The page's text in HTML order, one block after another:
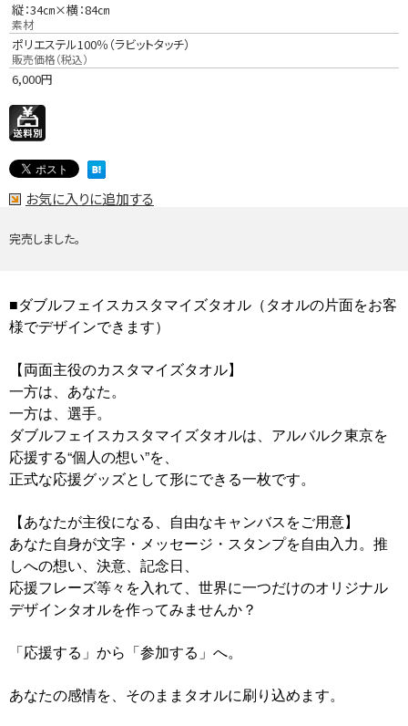
縦：34㎝×横：84㎝
素材
ポリエステル100％（ラビットタッチ）
販売価格（税込）
6,000円
お気に入りに追加する
完売しました。
■ダブルフェイスカスタマイズタオル（タオルの片面をお客
様でデザインできます）
【両面主役のカスタマイズタオル】
一方は、あなた。
一方は、選手。
ダブルフェイスカスタマイズタオルは、アルバルク東京を
応援する“個人の想い”を、
正式な応援グッズとして形にできる一枚です。
【あなたが主役になる、自由なキャンバスをご用意】
あなた自身が文字・メッセージ・スタンプを自由入力。推
しへの想い、決意、記念日、
応援フレーズ等々を入れて、世界に一つだけのオリジナル
デザインタオルを作ってみませんか？
「応援する」から「参加する」へ。
あなたの感情を、そのままタオルに刷り込めます。